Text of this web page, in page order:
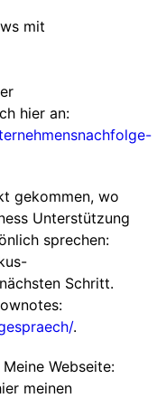
mit
hier an:
gekommen, wo
Unterstützung
sprechen:
Schritt.
.
Webseite:
meinen